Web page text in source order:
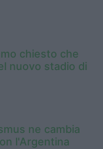
chiesto che
nuovo stadio di
ne cambia
l'Argentina